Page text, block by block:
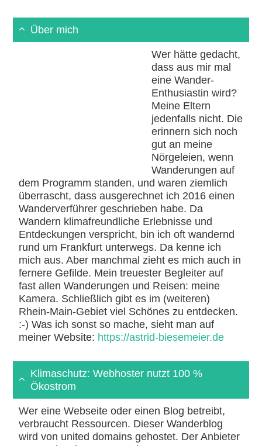
Über mich
Wer hätte gedacht,
dass aus mir mal
eine Wander-
Enthusiastin wird?
Meine Eltern
jedenfalls nicht. Die
erinnern sich noch
gut an meine
Nörgeleien, wenn
Wanderungen auf
dem Programm standen, und waren ziemlich
überrascht, dass ausgerechnet ich 2016 einen
Wanderverführer geschrieben habe. Da
Wandern klimafreundliche Erlebnisse und
Entdeckungen verspricht, bin ich oft wandernd
rund um Frankfurt unterwegs. Da kenne ich
mich aus. Aber manchmal zieht es mich auch in
fernere Gefilde. Mein treuester Begleiter auf
fast allen Wanderungen und Reisen: meine
Kamera. Schließlich gibt es im (weiteren)
Rhein-Main-Gebiet viel Schönes zu entdecken.
:-) Was ich sonst so mache, sieht man auf
meiner Website: https://astrid-biesemeier.de
Klimaschutz: Webhoster nutzt 100 %
Ökostrom
Wer eine Webseite oder einen Blog betreibt,
verbraucht Ressourcen. Dieser Wanderblog
wird von united domains gehostet. Der Anbieter